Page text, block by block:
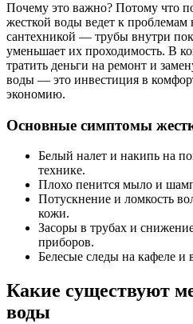
Почему это важно? Потому что
жесткой воды ведет к проблемам
сантехникой — трубы внутри
уменьшает их проходимость. В
тратить деньги на ремонт и
воды — это инвестиция в
экономию.
Основные симптомы
Белый налет и накипь на
технике.
Плохо пенится мыло и
Потускнение и ломкость
кожи.
Засоры в трубах и
приборов.
Белесые следы на кафеле и
Какие существуют
воды